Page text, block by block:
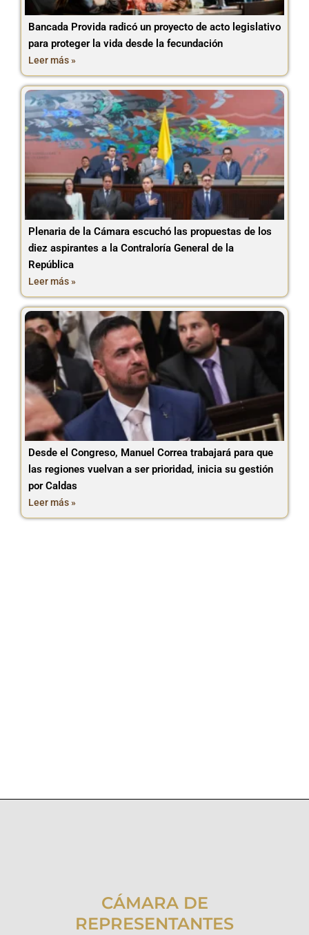
Bancada Provida radicó un proyecto de acto legislativo
para proteger la vida desde la fecundación
Leer más »
Plenaria de la Cámara escuchó las propuestas de los
diez aspirantes a la Contraloría General de la
República
Leer más »
Desde el Congreso, Manuel Correa trabajará para que
las regiones vuelvan a ser prioridad, inicia su gestión
por Caldas
Leer más »
CÁMARA DE
REPRESENTANTES